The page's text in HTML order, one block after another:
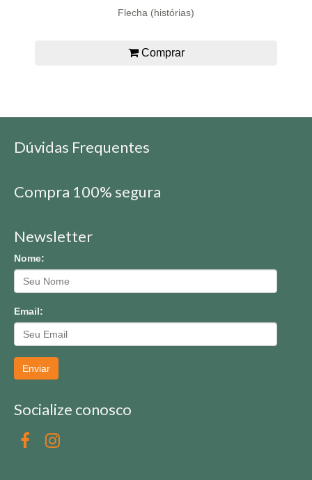
Flecha (histórias)
Comprar
Dúvidas Frequentes
Compra 100% segura
Newsletter
Nome:
Email:
Enviar
Socialize conosco